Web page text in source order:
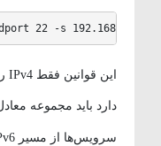
22 -s 192.168.1.0/24 -
دارد باید مجموعه
سرویس‌ها از مسیر IPv6 باز می‌مانند.